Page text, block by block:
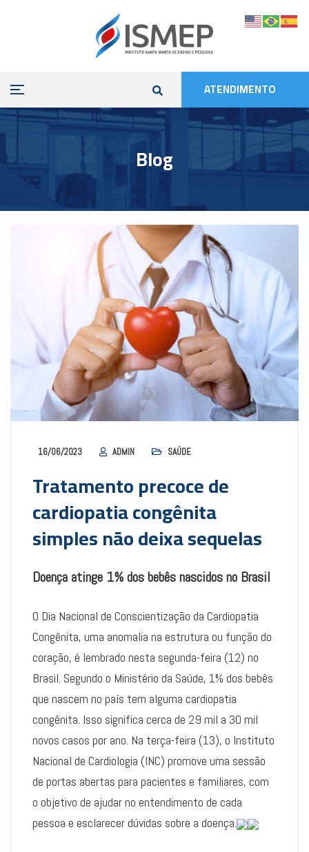
ATENDIMENTO
Blog
16/06/2023 ADMIN SAÚDE
Tratamento precoce de
cardiopatia congênita
simples não deixa sequelas
Doença atinge 1% dos bebês nascidos no Brasil
O Dia Nacional de Conscientização da Cardiopatia
Congênita, uma anomalia na estrutura ou função do
coração, é lembrado nesta segunda-feira (12) no
Brasil. Segundo o Ministério da Saúde, 1% dos bebês
que nascem no país tem alguma cardiopatia
congênita. Isso significa cerca de 29 mil a 30 mil
novos casos por ano. Na terça-feira (13), o Instituto
Nacional de Cardiologia (INC) promove uma sessão
de portas abertas para pacientes e familiares, com
o objetivo de ajudar no entendimento de cada
pessoa e esclarecer dúvidas sobre a doença.